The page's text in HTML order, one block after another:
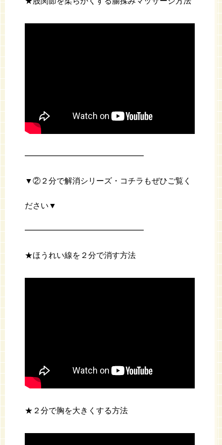
━━━━━━━━━━━━━━━
▼②２分で解消シリーズ・コチラもぜひご覧く
ださい▼
━━━━━━━━━━━━━━━
★ほうれい線を２分で消す方法
★２分で胸を大きくする方法